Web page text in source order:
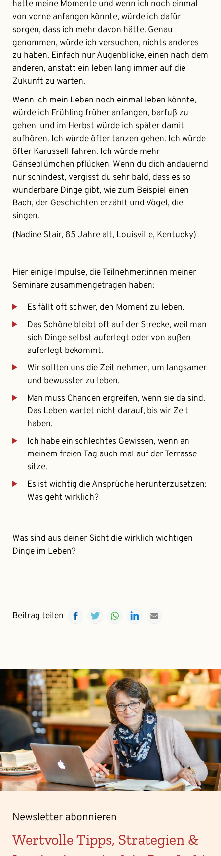
hatte meine Momente und wenn ich noch einmal
von vorne anfangen könnte, würde ich dafür
sorgen, dass ich mehr davon hätte. Genau
genommen, würde ich versuchen, nichts anderes
zu haben. Einfach nur Augenblicke, einen nach dem
anderen, anstatt ein leben lang immer auf die
Zukunft zu warten.
Wenn ich mein Leben noch einmal leben könnte,
würde ich Frühling früher anfangen, barfuß zu
gehen, und im Herbst würde ich später damit
aufhören. Ich würde öfter tanzen gehen. Ich würde
öfter Karussell fahren. Ich würde mehr
Gänseblümchen pflücken. Wenn du dich andauernd
nur schindest, vergisst du sehr bald, dass es so
wunderbare Dinge gibt, wie zum Beispiel einen
Bach, der Geschichten erzählt und Vögel, die
singen.
(Nadine Stair, 85 Jahre alt, Louisville, Kentucky)
Hier einige Impulse, die Teilnehmer:innen meiner
Seminare zusammengetragen haben:
Es fällt oft schwer, den Moment zu leben.
Das Schöne bleibt oft auf der Strecke, weil man
sich Dinge selbst auferlegt oder von außen
auferlegt bekommt.
Wir sollten uns die Zeit nehmen, um langsamer
und bewusster zu leben.
Man muss Chancen ergreifen, wenn sie da sind.
Das Leben wartet nicht darauf, bis wir Zeit
haben.
Ich habe ein schlechtes Gewissen, wenn an
meinem freien Tag auch mal auf der Terrasse
sitze.
Es ist wichtig die Ansprüche herunterzusetzen:
Was geht wirklich?
Was sind aus deiner Sicht die wirklich wichtigen
Dinge im Leben?
Beitrag teilen FacebookTwitterWhatsAppLinkedIn
Newsletter abonnieren
Wertvolle Tipps, Strategien &